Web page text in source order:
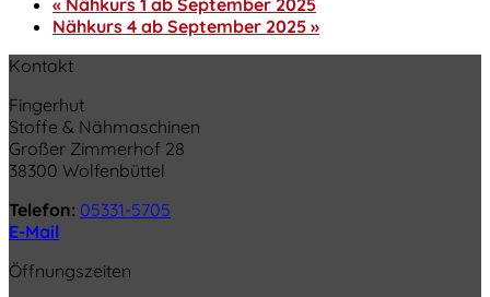
Nähkurs 4 ab September 2025 »
Kontakt
Fingerhut
Stoffe & Nähmaschinen
Großer Zimmerhof 28
38300 Wolfenbüttel
Telefon: 05331-5705
E-Mail
Öffnungszeiten